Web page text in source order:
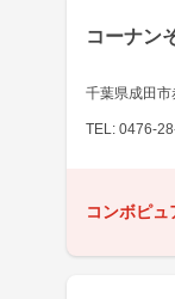
コーナン
千葉県成田
TEL: 0476-
コンボピ